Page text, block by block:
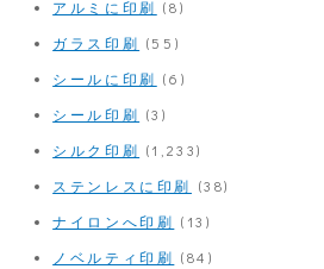
アルミに印刷 (8)
ガラス印刷 (55)
シールに印刷 (6)
シール印刷 (3)
シルク印刷 (1,233)
ステンレスに印刷 (38)
ナイロンへ印刷 (13)
ノベルティ印刷 (84)